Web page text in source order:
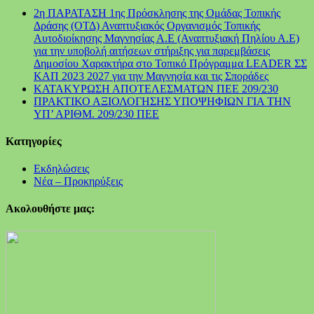
2η ΠΑΡΑΤΑΣΗ 1ης Πρόσκλησης της Ομάδας Τοπικής
Δράσης (ΟΤΔ) Αναπτυξιακός Οργανισμός Τοπικής
Αυτοδιοίκησης Μαγνησίας Α.Ε (Αναπτυξιακή Πηλίου Α.Ε)
για την υποβολή αιτήσεων στήριξης για παρεμβάσεις
Δημοσίου Χαρακτήρα στο Τοπικό Πρόγραμμα LEADER ΣΣ
ΚΑΠ 2023 2027 για την Μαγνησία και τις Σποράδες
ΚΑΤΑΚΥΡΩΣΗ ΑΠΟΤΕΛΕΣΜΑΤΩΝ ΠΕΕ 209/230
ΠΡΑΚΤΙΚΟ ΑΞΙΟΛΟΓΗΣΗΣ ΥΠΟΨΗΦΙΩΝ ΓΙΑ ΤΗΝ
ΥΠ’ ΑΡΙΘΜ. 209/230 ΠΕΕ
Kατηγορίες
Εκδηλώσεις
Νέα – Προκηρύξεις
Ακολουθήστε μας: